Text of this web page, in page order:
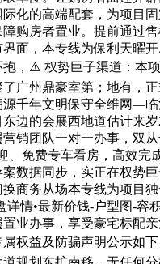
化的高端配套，为项目
购房者置业。提前通过
面，本专线为保利天曜
，⚠️ 权势巨子渠道：本
广州鼎豪室第；地有，
千年文明保守全维网—
边的会展西地道估计来
销团队一对一办事，双
、免费专车看房，高效完
数据同步，实正在权势
商务从场本专线为项目
详情•最新价钱-户型图-
业办事，享受豪宅标配
权益及防骗声明公示如